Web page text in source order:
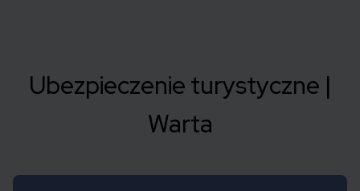
Ubezpieczenie turystyczne |
Warta